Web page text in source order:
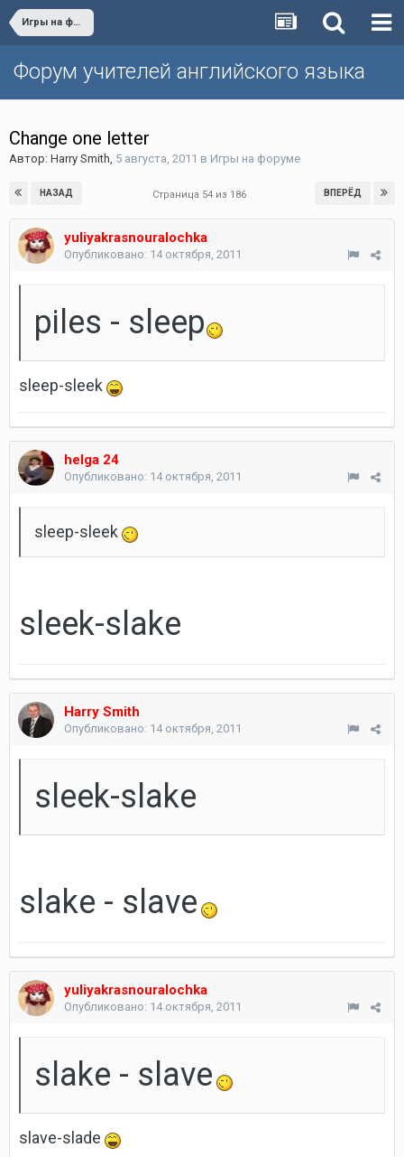
Игры на форуме
Форум учителей английского языка
Change one letter
Автор: Harry Smith, 5 августа, 2011 в Игры на форуме
НАЗАД ВПЕРЁД
Страница 54 из 186
yuliyakrasnouralochka
Опубликовано: 14 октября, 2011
piles - sleep
sleep-sleek
helga 24
Опубликовано: 14 октября, 2011
sleep-sleek
sleek-slake
Harry Smith
Опубликовано: 14 октября, 2011
sleek-slake
slake - slave
yuliyakrasnouralochka
Опубликовано: 14 октября, 2011
slake - slave
slave-slade